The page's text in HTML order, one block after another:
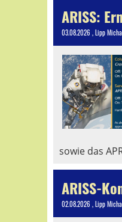
ARISS:
03.08.2026 , Lipp
sowie das
ARISS-
02.08.2026 , Lipp